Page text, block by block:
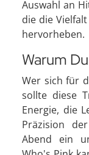
Auswahl an
die die
hervorheben.
Warum
Wer sich für
sollte diese
Energie, die
Präzision
Abend ein